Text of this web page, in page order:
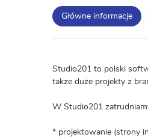
Główne informacje
Studio201 to polski
także duże projekty z
W Studio201
* projektowanie (strony